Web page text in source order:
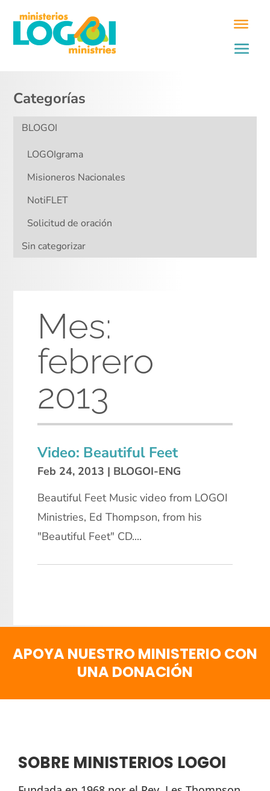
Categorías
BLOGOI
LOGOIgrama
Misioneros Nacionales
NotiFLET
Solicitud de oración
Sin categorizar
Mes:
febrero
2013
Video: Beautiful Feet
Feb 24, 2013 | BLOGOI-ENG
Beautiful Feet Music video from LOGOI
Ministries, Ed Thompson, from his
"Beautiful Feet" CD....
APOYA NUESTRO MINISTERIO CON
UNA DONACIÓN
SOBRE MINISTERIOS LOGOI